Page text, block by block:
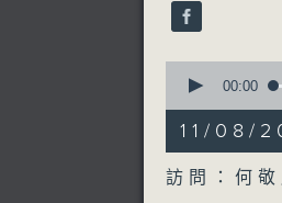
seconds
15
minutes,
13
seconds
90%
00:00
11/08/
訪問：何